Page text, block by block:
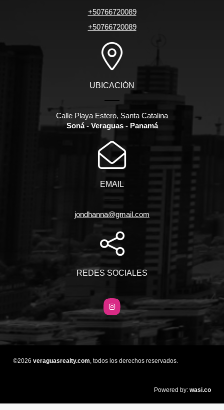
+50766720089
+50766720089
UBICACIÓN
Calle Playa Estero, Santa Catalina
Soná - Veraguas - Panamá
EMAIL
jondhanna@gmail.com
REDES SOCIALES
Instagram
©2026 veraguasrealty.com, todos los derechos reservados.
Powered by: wasi.co